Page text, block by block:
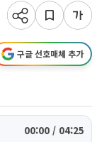
구글 선호매체 추가
00:00 / 04:25